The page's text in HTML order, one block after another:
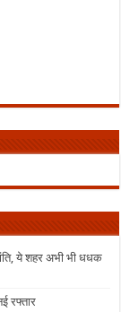
ये शहर अभी भी धधक
रफ्तार